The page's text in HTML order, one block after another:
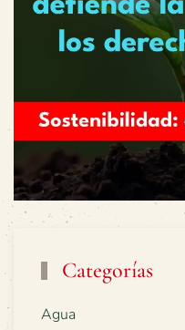
Categorías
Agua